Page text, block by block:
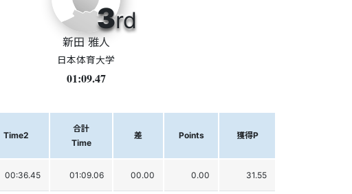
3rd
新田 雅人
日本体育大学
01:09.47
Time2
合計
Time
差 Points 獲得P
00:36.45 01:09.06 00.00 0.00 31.55